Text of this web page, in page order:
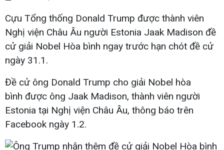
Cựu Tổng thống Donald Trump được thành viên
Nghị viện Châu Âu người Estonia Jaak Madison đề
cử giải Nobel Hòa bình ngay trước hạn chót đề cử
ngày 31.1.
Đề cử ông Donald Trump cho giải Nobel hòa
bình được ông Jaak Madison, thành viên người
Estonia tại Nghị viện Châu Âu, thông báo trên
Facebook ngày 1.2.